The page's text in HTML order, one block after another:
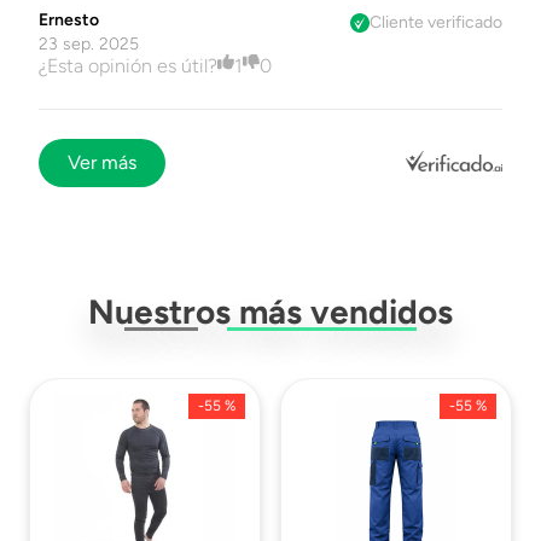
¿Esta opinión es útil? 1 0
Ernesto
Cliente verificado
23 sep. 2025
Ver más
Nuestros más vendidos
-55 % -55 %